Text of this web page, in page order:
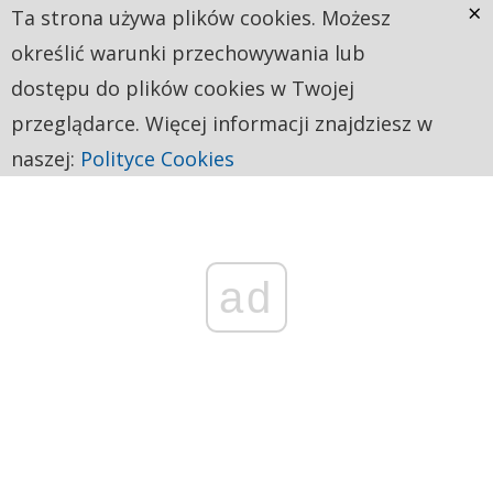
ad
Ta strona używa plików cookies. Możesz
określić warunki przechowywania lub
dostępu do plików cookies w Twojej
przeglądarce. Więcej informacji znajdziesz w
naszej: Polityce Cookies
×